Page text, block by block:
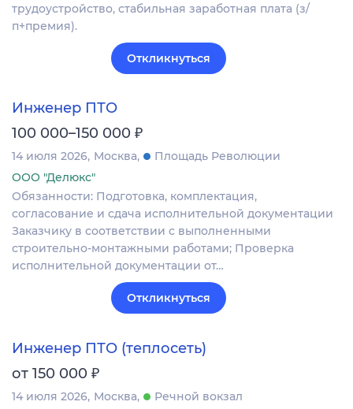
трудоустройство, стабильная заработная плата (з/
п+премия).
Откликнуться
Инженер ПТО
100 000–150 000 ₽
14 июля 2026 Москва
Площадь Революции
ООО "Делюкс"
Обязанности: Подготовка, комплектация,
согласование и сдача исполнительной документации
Заказчику в соответствии с выполненными
строительно-монтажными работами; Проверка
исполнительной документации от…
Откликнуться
Инженер ПТО (теплосеть)
от 150 000 ₽
14 июля 2026 Москва
Речной вокзал